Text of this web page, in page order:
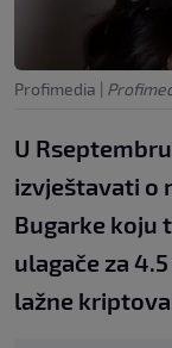
Profimedia |
U
izvještavati o
Bugarke koju
ulagače za
lažne